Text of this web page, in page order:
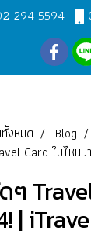
294 5594
งหมด Blog
Card ใบไหน
|